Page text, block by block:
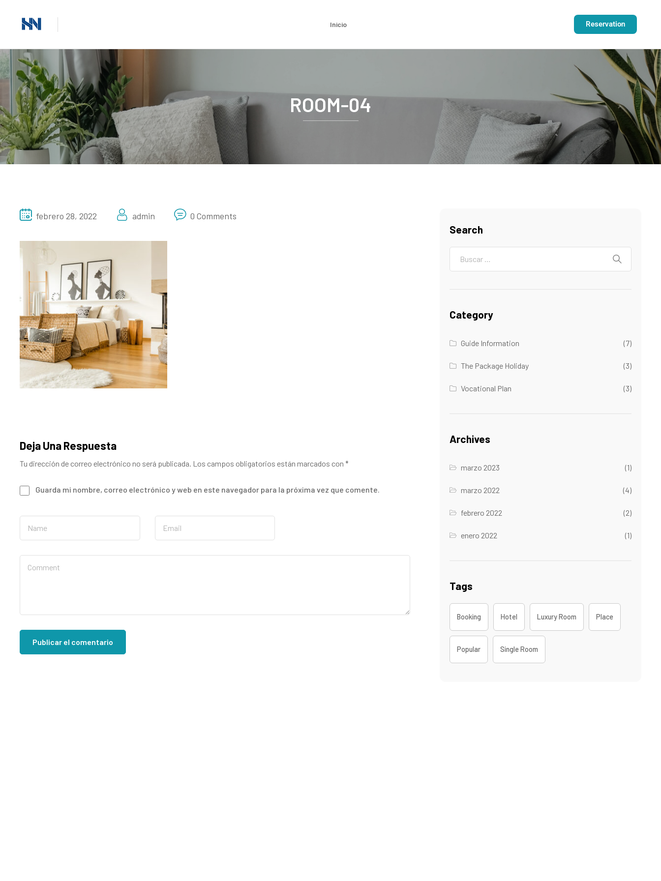
Inicio Reservation
ROOM-04
febrero 28, 2022 admin 0 Comments
Deja Una Respuesta
Tu dirección de correo electrónico no será publicada. Los campos obligatorios están marcados con *
Guarda mi nombre, correo electrónico y web en este navegador para la próxima vez que comente.
Search
Category
Guide Information (7)
The Package Holiday (3)
Vocational Plan (3)
Archives
marzo 2023 (1)
marzo 2022 (4)
febrero 2022 (2)
enero 2022 (1)
Tags
Booking Hotel Luxury Room Place
Popular Single Room